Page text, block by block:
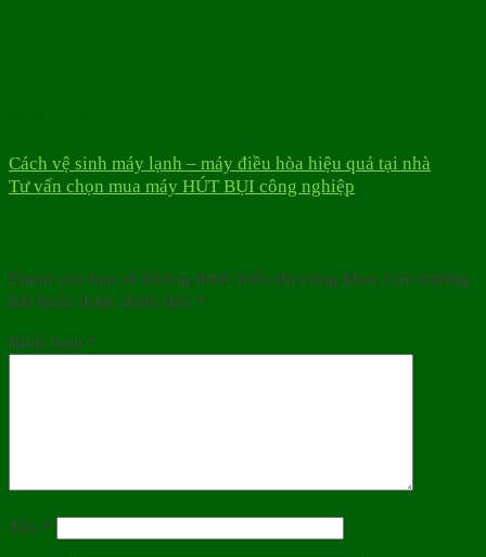
Cách vệ sinh máy lạnh – máy điều hòa hiệu quả tại nhà
Tư vấn chọn mua máy HÚT BỤI công nghiệp
Email của bạn sẽ không được hiển thị công khai. Các trường
bắt buộc được đánh dấu *
Bình luận *
Tên *